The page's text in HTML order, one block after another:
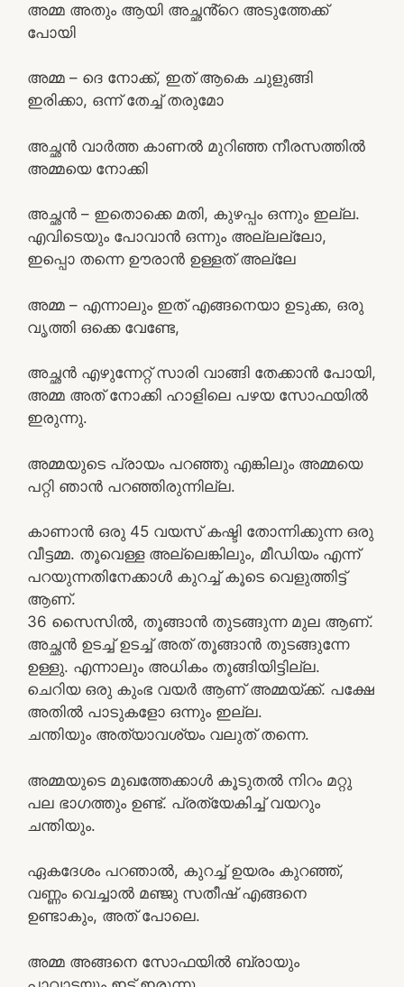
അമ്മ അതും ആയി അച്ഛൻ്റെ അടുത്തേക്ക്
പോയി
അമ്മ – ദെ നോക്ക്, ഇത് ആകെ ചുളുങ്ങി
ഇരിക്കാ, ഒന്ന് തേച്ച് തരുമോ
അച്ഛൻ വാർത്ത കാണൽ മുറിഞ്ഞ നീരസത്തിൽ
അമ്മയെ നോക്കി
അച്ഛൻ – ഇതൊക്കെ മതി, കുഴപ്പം ഒന്നും ഇല്ല.
എവിടെയും പോവാൻ ഒന്നും അല്ലല്ലോ,
ഇപ്പൊ തന്നെ ഊരാൻ ഉള്ളത് അല്ലേ
അമ്മ – എന്നാലും ഇത് എങ്ങനെയാ ഉടുക്ക, ഒരു
വൃത്തി ഒക്കെ വേണ്ടേ,
അച്ഛൻ എഴുന്നേറ്റ് സാരി വാങ്ങി തേക്കാൻ പോയി,
അമ്മ അത് നോക്കി ഹാളിലെ പഴയ സോഫയിൽ
ഇരുന്നു.
അമ്മയുടെ പ്രായം പറഞ്ഞു എങ്കിലും അമ്മയെ
പറ്റി ഞാൻ പറഞ്ഞിരുന്നില്ല.
കാണാൻ ഒരു 45 വയസ് കഷ്ടി തോന്നിക്കുന്ന ഒരു
വീട്ടമ്മ. തൂവെള്ള അല്ലെങ്കിലും, മീഡിയം എന്ന്
പറയുന്നതിനേക്കാൾ കുറച്ച് കൂടെ വെളുത്തിട്ട്
ആണ്.
36 സൈസിൽ, തൂങ്ങാൻ തുടങ്ങുന്ന മുല ആണ്.
അച്ഛൻ ഉടച്ച് ഉടച്ച് അത് തൂങ്ങാൻ തുടങ്ങുന്നേ
ഉള്ളു. എന്നാലും അധികം തൂങ്ങിയിട്ടില്ല.
ചെറിയ ഒരു കുംഭ വയർ ആണ് അമ്മയ്ക്ക്. പക്ഷേ
അതിൽ പാടുകളോ ഒന്നും ഇല്ല.
ചന്തിയും അത്യാവശ്യം വലുത് തന്നെ.
അമ്മയുടെ മുഖത്തേക്കാൾ കൂടുതൽ നിറം മറ്റു
പല ഭാഗത്തും ഉണ്ട്. പ്രത്യേകിച്ച് വയറും
ചന്തിയും.
ഏകദേശം പറഞാൽ, കുറച്ച് ഉയരം കുറഞ്ഞ്,
വണ്ണം വെച്ചാൽ മഞ്ജു സതീഷ് എങ്ങനെ
ഉണ്ടാകും, അത് പോലെ.
അമ്മ അങ്ങനെ സോഫയിൽ ബ്രായും